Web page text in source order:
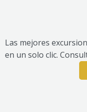
Las mejores
en un solo clic.